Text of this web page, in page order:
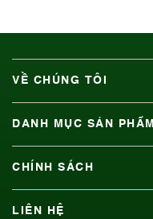
VỀ CHÚNG TÔI
DANH MỤC SẢN PHẨM
CHÍNH SÁCH
LIÊN HỆ